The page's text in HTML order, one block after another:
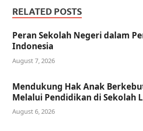
RELATED POSTS
Peran Sekolah Negeri dalam
Indonesia
August 7, 2026
Mendukung Hak Anak
Melalui Pendidikan di Sekolah
August 6, 2026